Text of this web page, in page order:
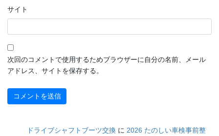
サイト
次回のコメントで使用するためブラウザーに自分の名前、メール
アドレス、サイトを保存する。
ドライブシャフトブーツ交換 に 2026 たのしい車検事前整